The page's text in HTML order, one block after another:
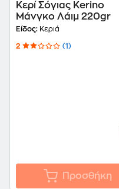
Κερί Σόγιας Kerino
Μάνγκο Λάιμ 220gr
Είδος: Κεριά
2 (1)
Προσθήκη